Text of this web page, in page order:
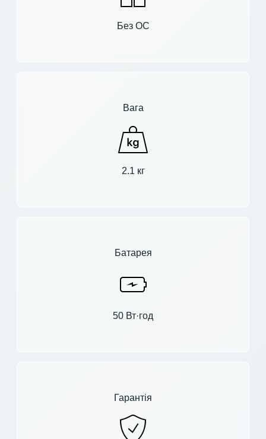
Без ОС
Вага
2.1 кг
Батарея
50 Вт·год
Гарантія